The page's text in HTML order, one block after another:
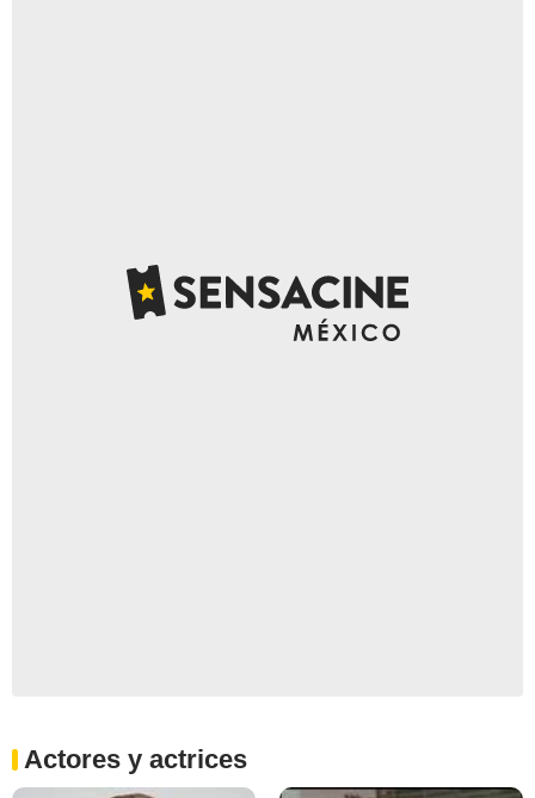
Actores y actrices